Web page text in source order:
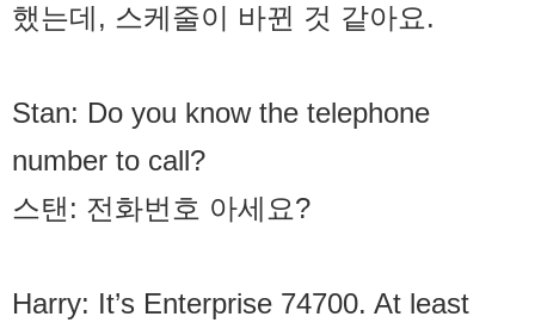
했는데, 스케줄이 바뀐 것 같아요.
Stan: Do you know the telephone
number to call?
스탠: 전화번호 아세요?
Harry: It’s Enterprise 7­4700. At least